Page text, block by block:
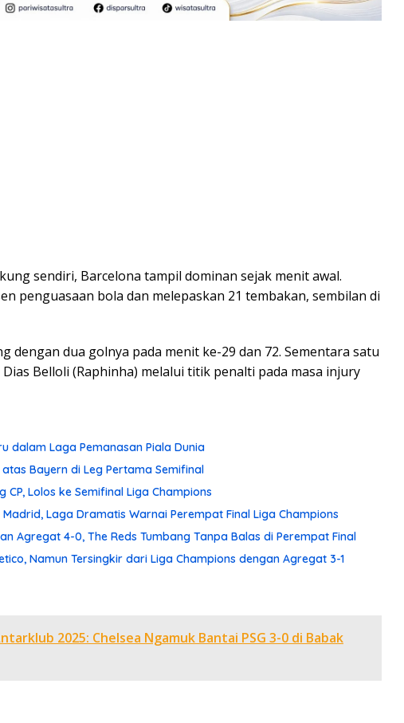
sendiri, Barcelona tampil dominan sejak menit awal.
penguasaan bola dan melepaskan 21 tembakan, sembilan di
dengan dua golnya pada menit ke-29 dan 72. Sementara satu
Belloli (Raphinha) melalui titik penalti pada masa injury
dalam Laga Pemanasan Piala Dunia
atas Bayern di Leg Pertama Semifinal
Lolos ke Semifinal Liga Champions
Laga Dramatis Warnai Perempat Final Liga Champions
Agregat 4-0, The Reds Tumbang Tanpa Balas di Perempat Final
Namun Tersingkir dari Liga Champions dengan Agregat 3-1
2025: Chelsea Ngamuk Bantai PSG 3-0 di Babak